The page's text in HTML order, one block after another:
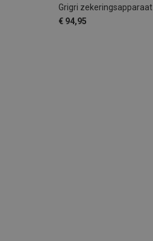
Grigri zekeringsapparaat
€ 94,95